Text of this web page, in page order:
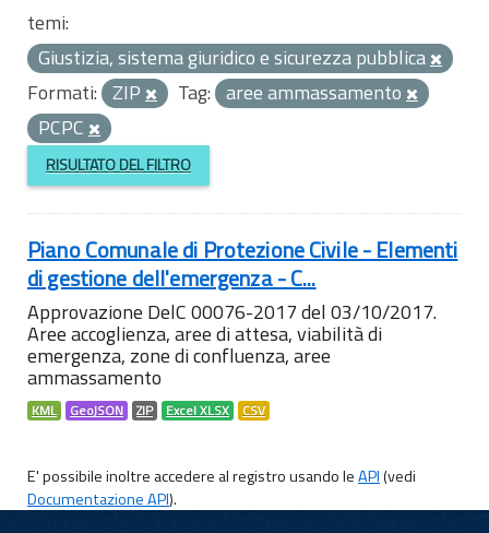
temi:
Giustizia, sistema giuridico e sicurezza pubblica
Formati: ZIP Tag: aree ammassamento
PCPC
RISULTATO DEL FILTRO
Piano Comunale di Protezione Civile - Elementi
di gestione dell'emergenza - C...
Approvazione DelC 00076-2017 del 03/10/2017.
Aree accoglienza, aree di attesa, viabilità di
emergenza, zone di confluenza, aree
ammassamento
KML GeoJSON ZIP Excel XLSX CSV
E' possibile inoltre accedere al registro usando leAPI(vedi
Documentazione API).